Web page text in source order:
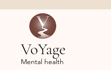
VoYage
Mental health